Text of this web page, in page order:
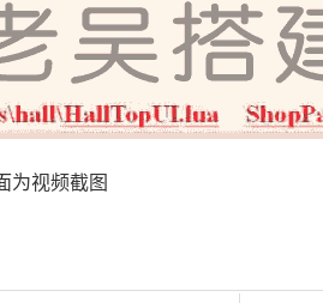
为视频截图